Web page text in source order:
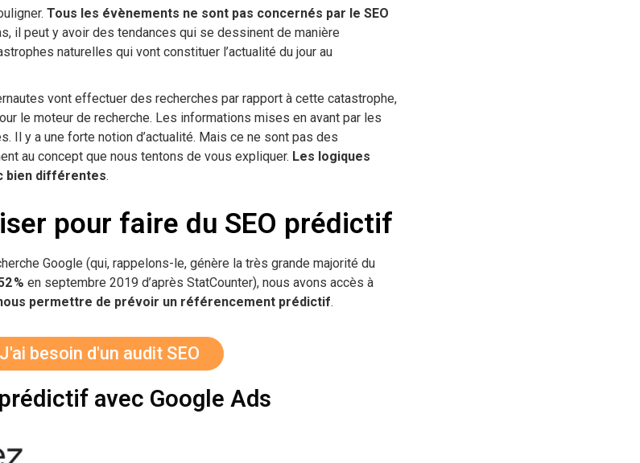
Tous les évènements ne sont pas concernés par le SEO
il peut y avoir des tendances qui se dessinent de manière
naturelles qui vont constituer l’actualité du jour au
vont effectuer des recherches par rapport à cette catastrophe,
le moteur de recherche. Les informations mises en avant par les
Il y a une forte notion d’actualité. Mais ce ne sont pas des
au concept que nous tentons de vous expliquer. Les logiques
bien différentes.
pour faire du SEO prédictif
Google (qui, rappelons-le, génère la très grande majorité du
% en septembre 2019 d’après StatCounter), nous avons accès à
permettre de prévoir un référencement prédictif.
J'ai besoin d'un audit SEO
avec Google Ads